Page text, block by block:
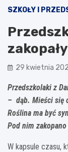
SZKOŁY I
29 kwietnia
Przedszkolaki z
– dąb. Mieści się
Roślina ma być
Pod nim zakopano
W kapsule czasu,